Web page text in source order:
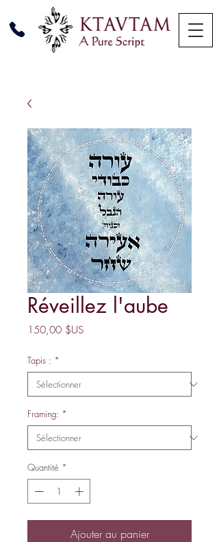
Réveillez l'aube
150,00 $USPrix
Tapis : *
Framing: *
Quantité *
Ajouter au panier